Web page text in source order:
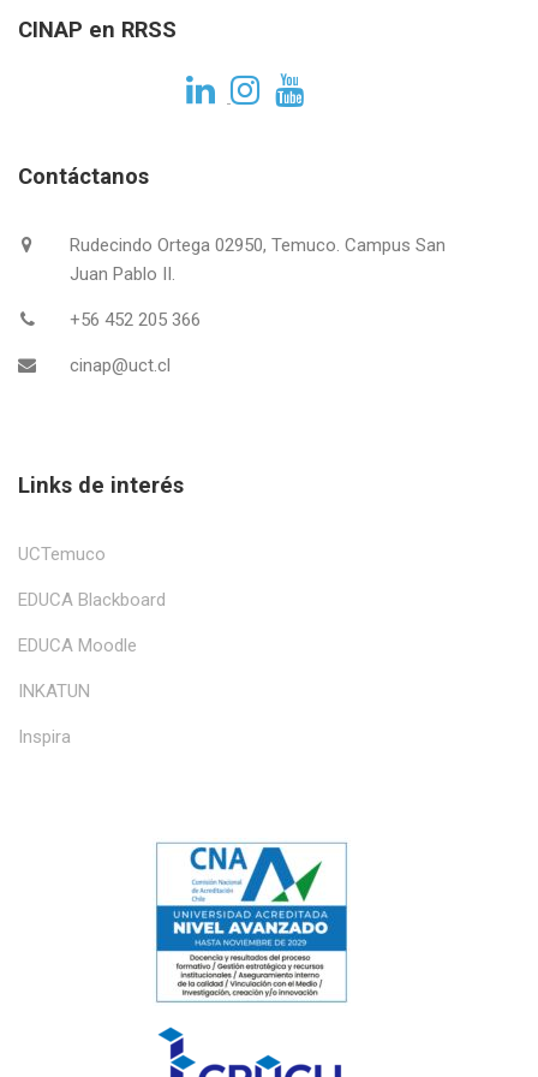
CINAP en RRSS
Contáctanos
Rudecindo Ortega 02950, Temuco. Campus San
Juan Pablo II.
+56 452 205 366
cinap@uct.cl
Links de interés
UCTemuco
EDUCA Blackboard
EDUCA Moodle
INKATUN
Inspira